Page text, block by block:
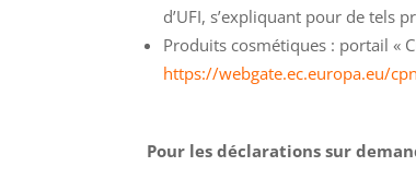
d’UFI, s’expliquant pour de tels
Produits cosmétiques : portail «
https://webgate.ec.europa.eu/
Pour les déclarations sur